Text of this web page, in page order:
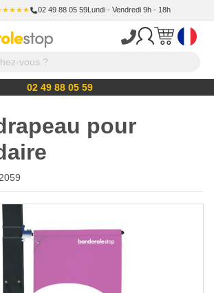
02 49 88 05 59Lundi - Vendredi 9h - 18h
02 49 88 05 59
pour